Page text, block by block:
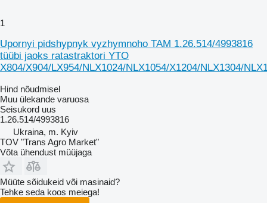
1
Upornyi pidshypnyk vyzhymnoho TAM 1.26.514/4993816
tüübi jaoks ratastraktori YTO
X804/X904/LX954/NLX1024/NLX1054/X1204/NLX1304/
Hind nõudmisel
Muu ülekande varuosa
Seisukord uus
1.26.514/4993816
Ukraina, m. Kyiv
TOV "Trans Agro Market"
Võta ühendust müüjaga
Müüte sõidukeid või masinaid?
Tehke seda koos meiega!